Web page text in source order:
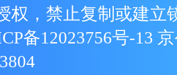
权，禁止复制或建立
备12023756号-13